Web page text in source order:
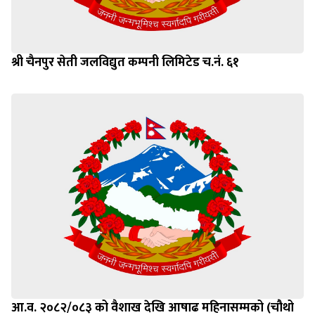
श्री चैनपुर सेती जलविद्युत कम्पनी लिमिटेड च.नं. ६१
आ.व. २०८२/०८३ को वैशाख देखि आषाढ महिनासम्मको (चौथो